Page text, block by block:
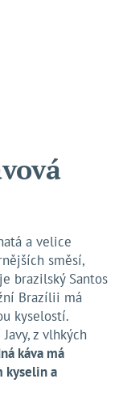
a velice
směsí,
brazilský Santos
Brazílii má
kyselostí.
z vlhkých
káva má
kyselin a